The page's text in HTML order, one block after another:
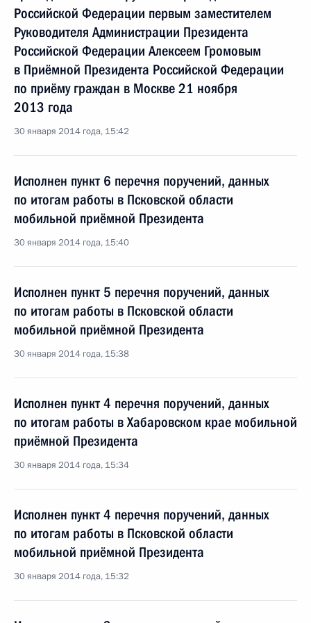
Российской Федерации первым заместителем
Руководителя Администрации Президента
Российской Федерации Алексеем Громовым
в Приёмной Президента Российской Федерации
по приёму граждан в Москве 21 ноября
2013 года
30 января 2014 года, 15:42
Исполнен пункт 6 перечня поручений, данных
по итогам работы в Псковской области
мобильной приёмной Президента
30 января 2014 года, 15:40
Исполнен пункт 5 перечня поручений, данных
по итогам работы в Псковской области
мобильной приёмной Президента
30 января 2014 года, 15:38
Исполнен пункт 4 перечня поручений, данных
по итогам работы в Хабаровском крае мобильной
приёмной Президента
30 января 2014 года, 15:34
Исполнен пункт 4 перечня поручений, данных
по итогам работы в Псковской области
мобильной приёмной Президента
30 января 2014 года, 15:32